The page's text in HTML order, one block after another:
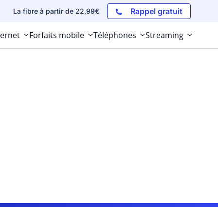
La fibre à partir de 22,99€ Rappel gratuit
Forfaits mobile Téléphones Streaming